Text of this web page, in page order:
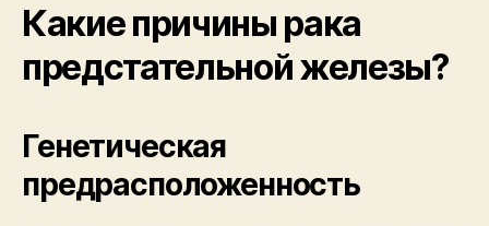
Какие причины рака
предстательной железы?
Генетическая
предрасположенность